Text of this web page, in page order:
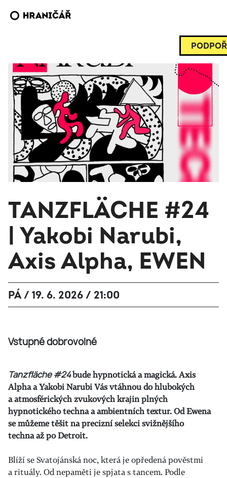
TANZFLÄCHE #24
| Yakobi Narubi,
Axis Alpha, EWEN
PÁ / 19. 6. 2026 / 21:00
Vstupné dobrovolné
Tanzfläche #24bude hypnotická a magická. Axis
Alpha a Yakobi Narubi Vás vtáhnou do hlubokých
a atmosférických zvukových krajin plných
hypnotického techna a ambientních textur. Od Ewena
se můžeme těšit na precizní selekci svižnějšího
techna až po Detroit.
Blíží se Svatojánská noc, která je opředená pověstmi
a rituály. Od nepaměti je spjata s tancem. Podle